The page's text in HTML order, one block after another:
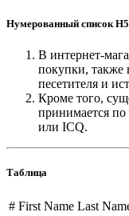
Нумерованный список H5
В интернет-
покупки, также
песетителя и
Кроме того,
принимается по
или ICQ.
Таблица
# First Name Last